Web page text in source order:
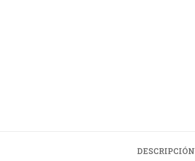
DESCRIPCIÓN